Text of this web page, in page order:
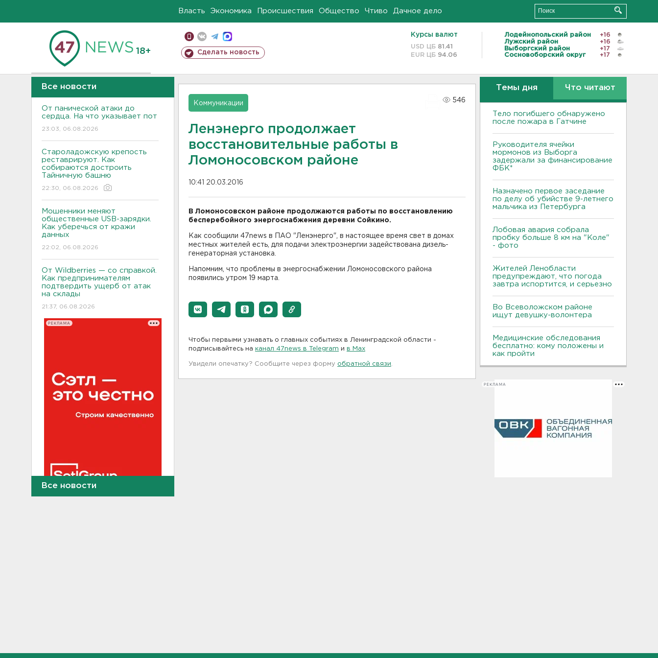
Власть Экономика Происшествия Общество Чтиво Дачное дело
18+ Сделать новость
Курсы валют
USD ЦБ 81.41
EUR ЦБ 94.06
Лодейнопольский район
+16
Лужский район
+16
Выборгский район
+17
Сосновоборский округ
+17
Все новости
От панической атаки до
сердца. На что указывает пот
23:03, 06.08.2026
Староладожскую крепость
реставрируют. Как
собираются достроить
Тайничную башню
22:30, 06.08.2026
Мошенники меняют
общественные USB-зарядки.
Как уберечься от кражи
данных
22:02, 06.08.2026
От Wildberries — со справкой.
Как предпринимателям
подтвердить ущерб от атак
на склады
21:37, 06.08.2026
РЕКЛАМА
Все новости
Коммуникации
546
Ленэнерго продолжает
восстановительные работы в
Ломоносовском районе
10:41 20.03.2016
В Ломоносовском районе продолжаются работы по восстановлению
бесперебойного энергоснабжения деревни Сойкино.
Как сообщили 47news в ПАО "Ленэнерго", в настоящее время свет в домах
местных жителей есть, для подачи электроэнергии задействована дизель-
генераторная установка.
Напомним, что проблемы в энергоснабжении Ломоносовского района
появились утром 19 марта.
Чтобы первыми узнавать о главных событиях в Ленинградской области -
подписывайтесь на канал 47news в Telegram и в Maх
Увидели опечатку? Сообщите через форму обратной связи
Темы дня Что читают
Тело погибшего обнаружено
после пожара в Гатчине
Руководителя ячейки
мормонов из Выборга
задержали за финансирование
ФБК*
Назначено первое заседание
по делу об убийстве 9-летнего
мальчика из Петербурга
Лобовая авария собрала
пробку больше 8 км на "Коле"
- фото
Жителей Ленобласти
предупреждают, что погода
завтра испортится, и серьезно
Во Всеволожском районе
ищут девушку-волонтера
Медицинские обследования
бесплатно: кому положены и
как пройти
РЕКЛАМА